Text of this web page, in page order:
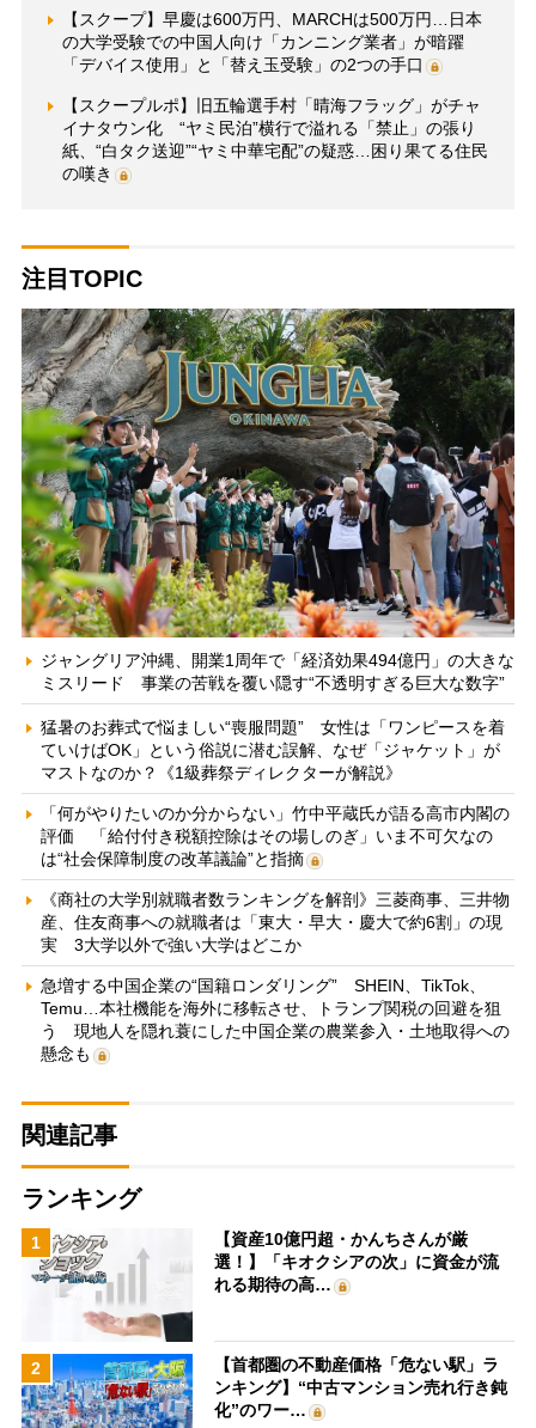
【スクープ】早慶は600万円、MARCHは500万円…日本
の大学受験での中国人向け「カンニング業者」が暗躍
「デバイス使用」と「替え玉受験」の2つの手口
【スクープルポ】旧五輪選手村「晴海フラッグ」がチャ
イナタウン化 “ヤミ民泊”横行で溢れる「禁止」の張り
紙、“白タク送迎”“ヤミ中華宅配”の疑惑…困り果てる住民
の嘆き
注目TOPIC
ジャングリア沖縄、開業1周年で「経済効果494億円」の大きな
ミスリード 事業の苦戦を覆い隠す“不透明すぎる巨大な数字”
猛暑のお葬式で悩ましい“喪服問題” 女性は「ワンピースを着
ていけばOK」という俗説に潜む誤解、なぜ「ジャケット」が
マストなのか？《1級葬祭ディレクターが解説》
「何がやりたいのか分からない」竹中平蔵氏が語る高市内閣の
評価 「給付付き税額控除はその場しのぎ」いま不可欠なの
は“社会保障制度の改革議論”と指摘
《商社の大学別就職者数ランキングを解剖》三菱商事、三井物
産、住友商事への就職者は「東大・早大・慶大で約6割」の現
実 3大学以外で強い大学はどこか
急増する中国企業の“国籍ロンダリング” SHEIN、TikTok、
Temu…本社機能を海外に移転させ、トランプ関税の回避を狙
う 現地人を隠れ蓑にした中国企業の農業参入・土地取得への
懸念も
関連記事
ランキング
1
【資産10億円超・かんちさんが厳
選！】「キオクシアの次」に資金が流
れる期待の高…
2
【首都圏の不動産価格「危ない駅」ラ
ンキング】“中古マンション売れ行き鈍
化”のワー…